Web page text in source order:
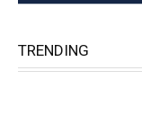
TRENDING